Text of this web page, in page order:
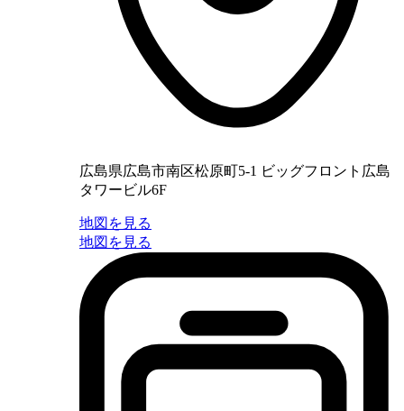
広島県広島市南区松原町5-1 ビッグフロント広島
タワービル6F
地図を見る
地図を見る